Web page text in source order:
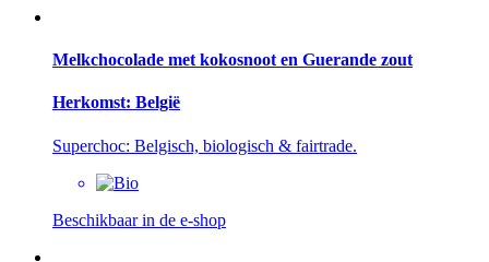
Melkchocolade met kokosnoot en Guerande zout
Herkomst: België
Superchoc: Belgisch, biologisch & fairtrade.
Beschikbaar in de e-shop